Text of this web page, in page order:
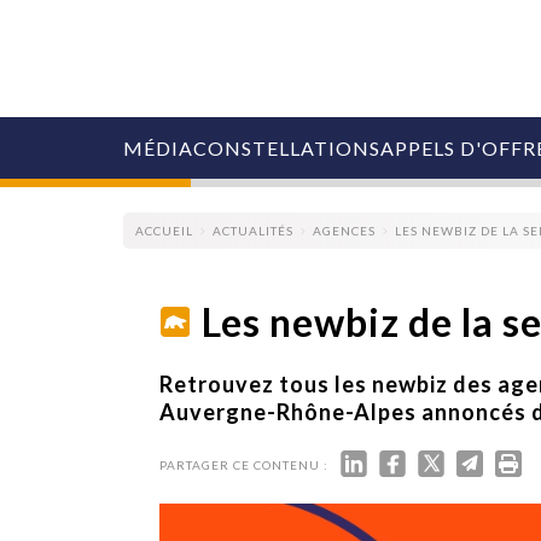
MÉDIA
COLLECTIVITÉS
MARQUES
AGENCES
MÉDIAS
ÉVÉNEMENTIELS
CONSTELLATIONSAPPELS
ACCUEIL ACTUALITÉS AGENCES LES NEWBIZ DE LA
Les newbiz de la
Retrouvez tous les newbiz des
Auvergne-Rhône-Alpes annoncés
PARTAGER CE CONTENU :